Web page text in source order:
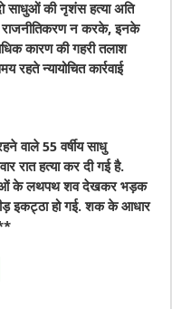
साधुओं की नृशंस हत्या अति
राजनीतिकरण न करके, इनके
कारण की गहरी तलाश
न्यायोचित कार्रवाई
वाले 55 वर्षीय साधु
रात हत्या कर दी गई है.
के लथपथ शव देखकर भड़क
इकट्ठा हो गई. शक के आधार